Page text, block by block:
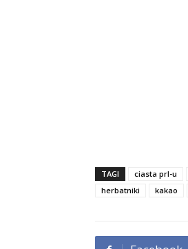
TAGI ciasta prl-u
herbatniki
kakao